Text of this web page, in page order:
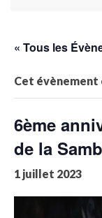
« Tous les
Cet évènement
6ème
de la
1 juillet 2023